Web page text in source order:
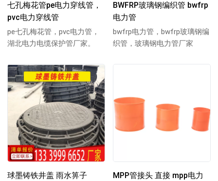
七孔梅花管pe电力穿线管，
pvc电力穿线管
pe七孔梅花管，pvc电力管，
湖北电力电缆保护管厂家。
BWFRP玻璃钢编织管 bwfrp
电力管
bwfrp电力管，bwfrp玻璃钢编
织管，玻璃钢电力管厂家
球墨铸铁井盖 雨水箅子
MPP管接头 直接 mpp电力